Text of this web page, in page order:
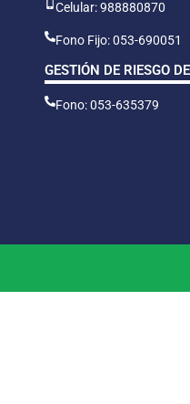
Celular: 988880870
Fono Fijo: 053-690051
GESTIÓN DE RIESGO
Fono: 053-635379